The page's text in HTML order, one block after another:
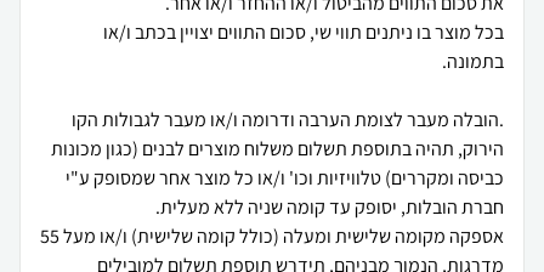
בכל מוצר בו ניתנים תווי שי, סכום התווים יצויין בכתב ו/או
.הובלה מעבר לצומת הערבה ודרומה ו/או מעבר לגבולות הקו
הירוק, תהיה בתוספת תשלום משלוח מוצרים לבנים (כגון מכונות
כביסה ומקררים) טלוויזיות וכו' ו/או כל מוצר אחר שמסופק ע"י
אספקה מקומה שלישית ומעלה (כולל קומה שלישית) ו/או מעל 55
מדרגות, הנמוך מבניהם, תידרש תוספת תשלום למובילים